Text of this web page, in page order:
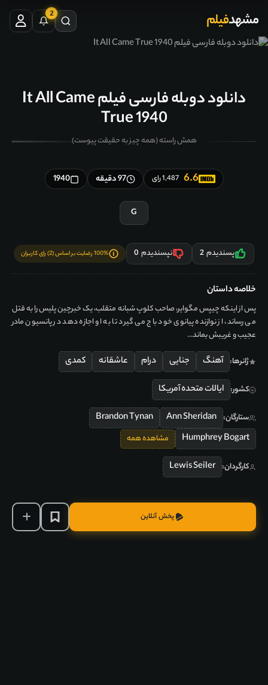
مشهدفیلم 2
دانلود دوبله فارسی فیلم It All Came
True 1940
همش راسته (همه چیز به حقیقت پیوست)
6.6 1,487 رای 97 دقیقه 1940
G
پسندیدم2 نپسندیدم 0 100% رضایت بر اساس (2) رای کاربران
خلاصه داستان
پس از اینکه چیپس مگوایر، صاحب کلوپ شبانه متقلب، یک خبرچین پلیس را به قتل
می رساند، از نوازنده پیانوی خود باج می گیرد تا به او اجازه دهد در پانسیون مادر
عجیب و غریبش بماند...
ژانرها: آهنگ جنایی درام عاشقانه کمدی
کشور: ایالات متحده آمریکا
ستارگان: Ann Sheridan
Brandon Tynan
Humphrey Bogart
مشاهده همه
کارگردان: Lewis Seiler
پخش آنلاین